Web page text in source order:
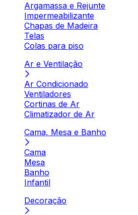
Argamassa e Rejunte
Impermeabilizante
Chapas de Madeira
Telas
Colas para piso
Ar e Ventilação
Ar Condicionado
Ventiladores
Cortinas de Ar
Climatizador de Ar
Cama, Mesa e Banho
Cama
Mesa
Banho
Infantil
Decoração